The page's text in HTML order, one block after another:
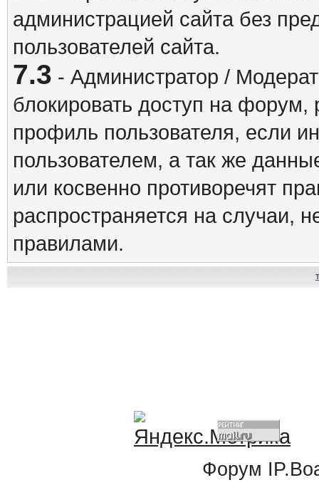
администрацией сайта без
пользователей сайта.
7.3 - Администратор /
блокировать доступ на форум,
профиль пользователя, если
пользователем, а так же
или косвенно противоречят
распространяется на случаи,
правилами.
Форум